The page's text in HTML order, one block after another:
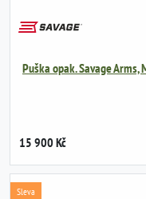
Puška opak. Savage Arms,
15 900 Kč
Sleva